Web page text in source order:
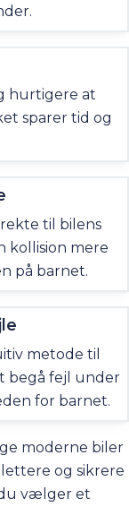
hurtigere at
sparer tid og
til bilens
kollision mere
på barnet.
metode til
begå fejl under
for barnet.
moderne biler
og sikrere
vælger et